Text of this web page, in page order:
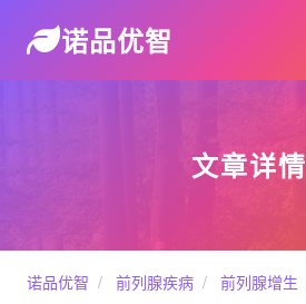
诺品优智
文章详情
诺品优智 / 前列腺疾病 / 前列腺增生